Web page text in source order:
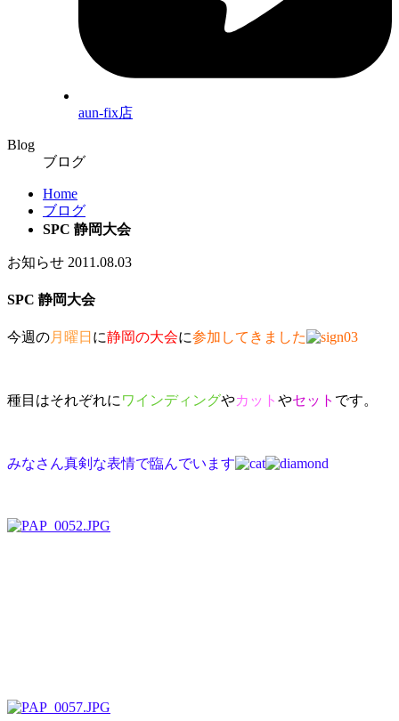
aun-fix店
Blog
ブログ
Home
ブログ
SPC 静岡大会
お知らせ 2011.08.03
SPC 静岡大会
今週の月曜日 に静岡の大会に参加してきました
種目はそれぞれに ワインディングやカット やセット です。
みなさん真剣な表情で臨んでいます